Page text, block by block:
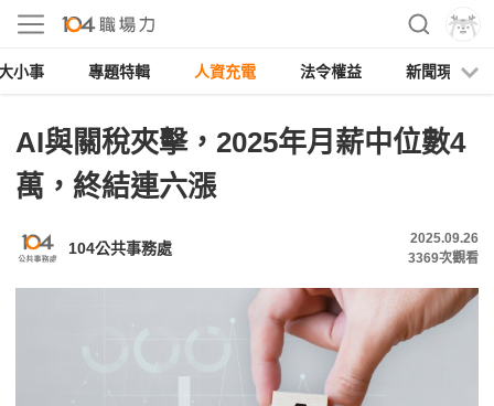
小事 專題特輯 人資充電 法令權益 新聞現場
AI與關稅夾擊，2025年月薪中位數4
萬，終結連六漲
104公共事務處
2025.09.26
3369次觀看